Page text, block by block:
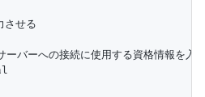
させる
バーへの接続に使用する資格情報